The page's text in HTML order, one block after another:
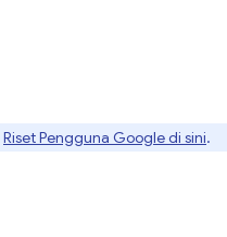
Riset Pengguna Google di sini.